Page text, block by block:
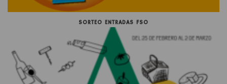
SORTEO ENTRADAS FSO